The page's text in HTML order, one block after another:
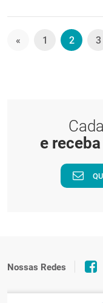
« 1 2 3
e
Nossas Redes